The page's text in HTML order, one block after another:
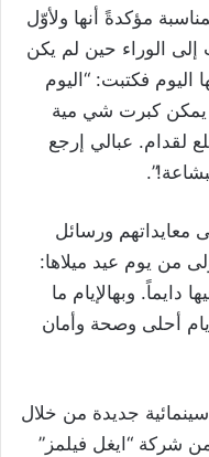
مؤكدةً أنها ولأوّل
إلى الوراء حين لم يكن
اليوم فكتبت: “اليوم
يمكن كبرت شي مية
لقدام. عبالي إرجع
ورسائل
من يوم عيد ميلاها:
وبهالإيام ما
أحلى وصحة وأمان
جديدة من خلال
شركة “ايغل فيلمز”